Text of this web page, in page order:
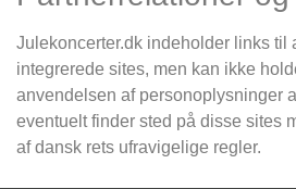
Julekoncerter.dk indeholder links til
integrerede sites, men kan ikke
anvendelsen af personoplysninger
eventuelt finder sted på disse sites
af dansk rets ufravigelige regler.